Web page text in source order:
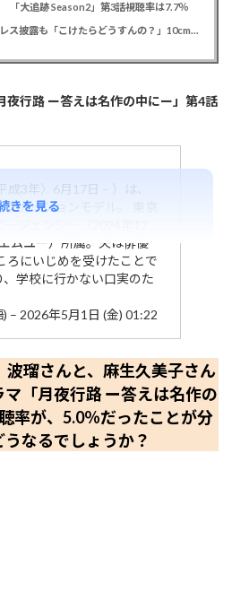
「大追跡 Season2」第3話視聴率は7.7％
田中みな実、“背中ぱっくり”ドレス披露も「こけたらどうすんの？」10cm超ヒールに心配の声寄せられる
行路 ー答えは名作の中にー」第4話
成3年〉6月17日 – ）は、
ァッションモデル。 東京
ムユー）所属。夫は俳優
ろにいじめを受けたことで
学校に行かない口実のた
– 2026年5月1日 (金) 01:22
瑠さんと、麻生久美子さん
「月夜行路 ー答えは名作の
率が、5.0％だったことが分
なるでしょうか？
きを見る